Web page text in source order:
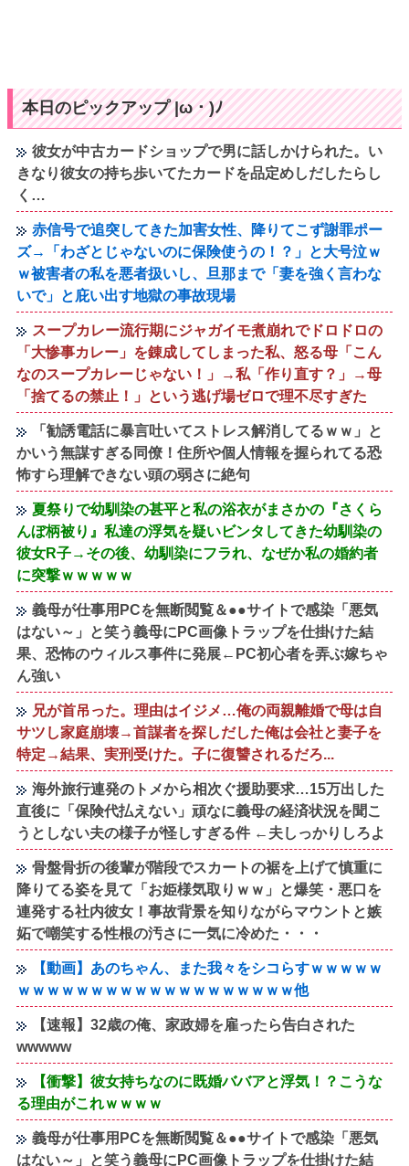
本日のピックアップ |ω・)ﾉ
彼女が中古カードショップで男に話しかけられた。い
きなり彼女の持ち歩いてたカードを品定めしだしたらし
く…
赤信号で追突してきた加害女性、降りてこず謝罪ポー
ズ→「わざとじゃないのに保険使うの！？」と大号泣ｗ
ｗ被害者の私を悪者扱いし、旦那まで「妻を強く言わな
いで」と庇い出す地獄の事故現場
スープカレー流行期にジャガイモ煮崩れでドロドロの
「大惨事カレー」を錬成してしまった私、怒る母「こん
なのスープカレーじゃない！」→私「作り直す？」→母
「捨てるの禁止！」という逃げ場ゼロで理不尽すぎた
「勧誘電話に暴言吐いてストレス解消してるｗｗ」と
かいう無謀すぎる同僚！住所や個人情報を握られてる恐
怖すら理解できない頭の弱さに絶句
夏祭りで幼馴染の甚平と私の浴衣がまさかの『さくら
んぼ柄被り』私達の浮気を疑いビンタしてきた幼馴染の
彼女R子→その後、幼馴染にフラれ、なぜか私の婚約者
に突撃ｗｗｗｗｗ
義母が仕事用PCを無断閲覧＆●●サイトで感染「悪気
はない～」と笑う義母にPC画像トラップを仕掛けた結
果、恐怖のウィルス事件に発展←PC初心者を弄ぶ嫁ちゃ
ん強い
兄が首吊った。理由はイジメ…俺の両親離婚で母は自
サツし家庭崩壊→首謀者を探しだした俺は会社と妻子を
特定→結果、実刑受けた。子に復讐されるだろ...
海外旅行連発のトメから相次ぐ援助要求…15万出した
直後に「保険代払えない」頑なに義母の経済状況を聞こ
うとしない夫の様子が怪しすぎる件 ←夫しっかりしろよ
骨盤骨折の後輩が階段でスカートの裾を上げて慎重に
降りてる姿を見て「お姫様気取りｗｗ」と爆笑・悪口を
連発する社内彼女！事故背景を知りながらマウントと嫉
妬で嘲笑する性根の汚さに一気に冷めた・・・
【動画】あのちゃん、また我々をシコらすｗｗｗｗｗ
ｗｗｗｗｗｗｗｗｗｗｗｗｗｗｗｗｗｗｗ他
【速報】32歳の俺、家政婦を雇ったら告白された
wwwww
【衝撃】彼女持ちなのに既婚ババアと浮気！？こうな
る理由がこれｗｗｗｗ
義母が仕事用PCを無断閲覧＆●●サイトで感染「悪気
はない～」と笑う義母にPC画像トラップを仕掛けた結